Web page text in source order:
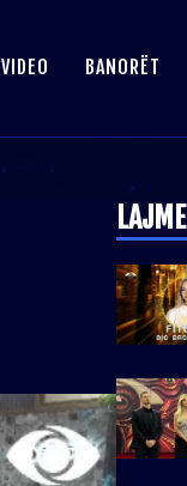
VIDEO BANORËT
LAJME